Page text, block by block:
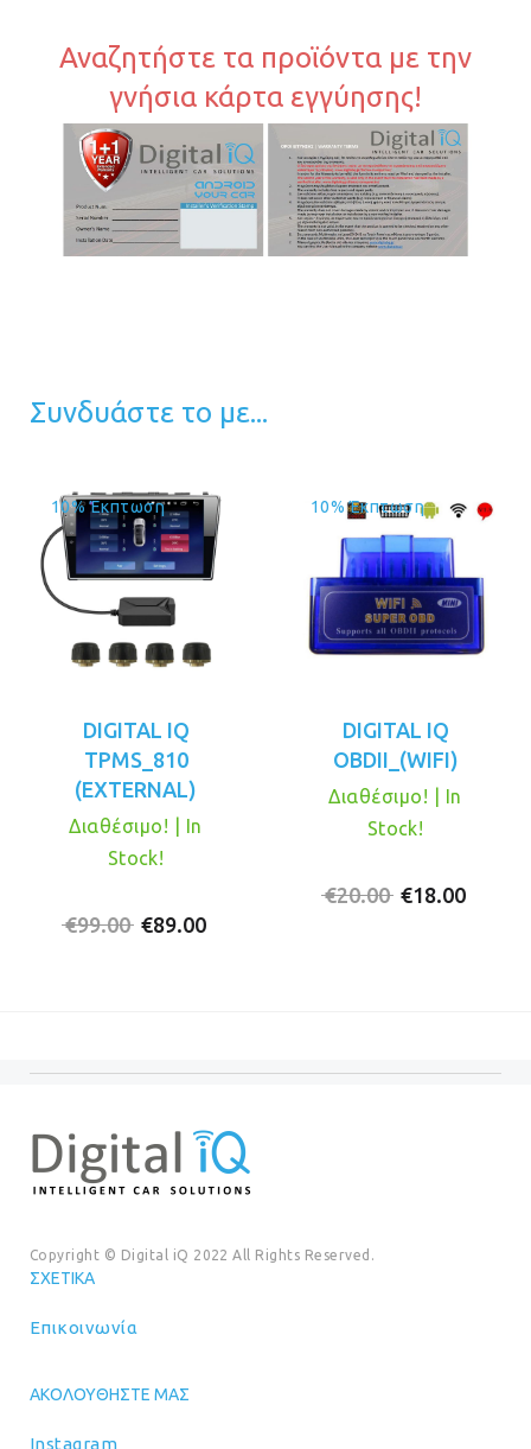
Αναζητήστε τα προϊόντα με την
γνήσια κάρτα εγγύησης!
Συνδυάστε το με...
10% Έκπτωση
DIGITAL IQ
TPMS_810
(EXTERNAL)
€99.00 Original
€89.00
Διαθέσιμο! | In
Stock!
10% Έκπτωση
DIGITAL IQ
OBDII_(WIFI)
€20.00 Original
€18.00
Διαθέσιμο! | In
Stock!
Copyright © Digital iQ 2022 All Rights Reserved.
ΣΧΕΤΙΚΆ
Επικοινωνία
ΑΚΟΛΟΥΘΉΣΤΕ ΜΑΣ
Instagram